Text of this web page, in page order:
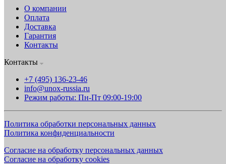
О компании
Оплата
Доставка
Гарантия
Контакты
Контакты
+7 (495) 136-23-46
info@unox-russia.ru
Режим работы: Пн-Пт 09:00-19:00
Политика обработки персональных данных
Политика конфиденциальности
Согласие на обработку персональных данных
Согласие на обработку cookies